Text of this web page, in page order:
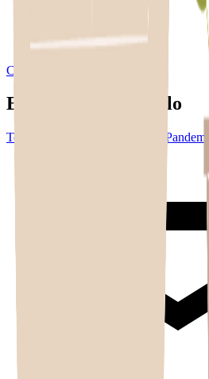
Compartir en X
Etiquetas del artículo
Tecnología Pandemia